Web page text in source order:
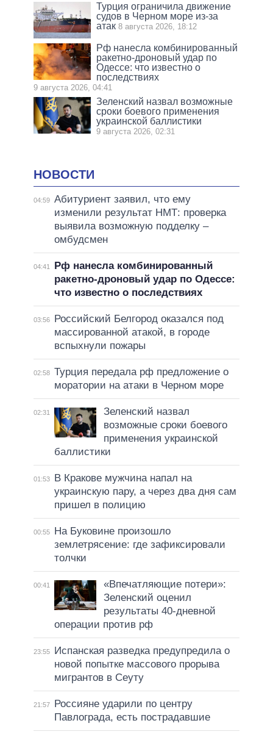
Турция ограничила движение
судов в Черном море из-за
атак 8 августа 2026, 18:12
Рф нанесла комбинированный
ракетно-дроновый удар по
Одессе: что известно о
последствиях
9 августа 2026, 04:41
Зеленский назвал возможные
сроки боевого применения
украинской баллистики
9 августа 2026, 02:31
НОВОСТИ
04:59 Абитуриент заявил, что ему
изменили результат НМТ: проверка
выявила возможную подделку –
омбудсмен
04:41
Рф нанесла комбинированный
ракетно-дроновый удар по Одессе:
что известно о последствиях
03:56
Российский Белгород оказался под
массированной атакой, в городе
вспыхнули пожары
02:58 Турция передала рф предложение о
моратории на атаки в Черном море
02:31
Зеленский назвал
возможные сроки боевого
применения украинской
баллистики
01:53
В Кракове мужчина напал на
украинскую пару, а через два дня сам
пришел в полицию
00:55
На Буковине произошло
землетрясение: где зафиксировали
толчки
00:41
«Впечатляющие потери»:
Зеленский оценил
результаты 40-дневной
операции против рф
23:55
Испанская разведка предупредила о
новой попытке массового прорыва
мигрантов в Сеуту
21:57
Россияне ударили по центру
Павлограда, есть пострадавшие